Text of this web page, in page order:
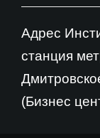
Адрес
станция
(Бизнес